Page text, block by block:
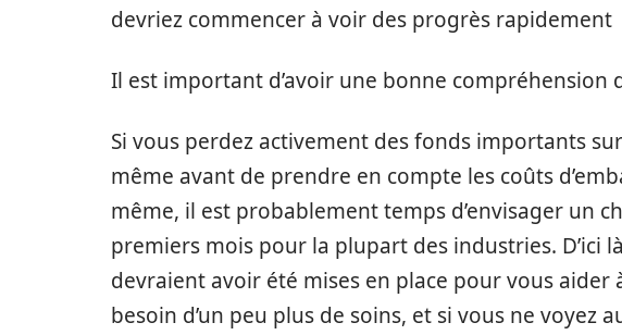
devriez commencer à voir des progrès rapidement
Il est important d’avoir une bonne compréhension
Si vous perdez activement des fonds importants
même avant de prendre en compte les coûts
même, il est probablement temps d’envisager un
premiers mois pour la plupart des industries. D’ici
devraient avoir été mises en place pour vous
besoin d’un peu plus de soins, et si vous ne voyez